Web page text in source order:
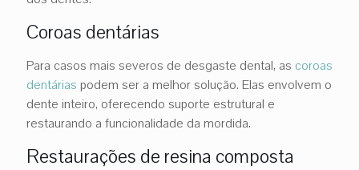
Coroas dentárias
Para casos mais severos de desgaste dental, as coroas
dentárias podem ser a melhor solução. Elas envolvem o
dente inteiro, oferecendo suporte estrutural e
restaurando a funcionalidade da mordida.
Restaurações de resina composta